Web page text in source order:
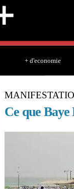
+ d'economie
Ce que Baye